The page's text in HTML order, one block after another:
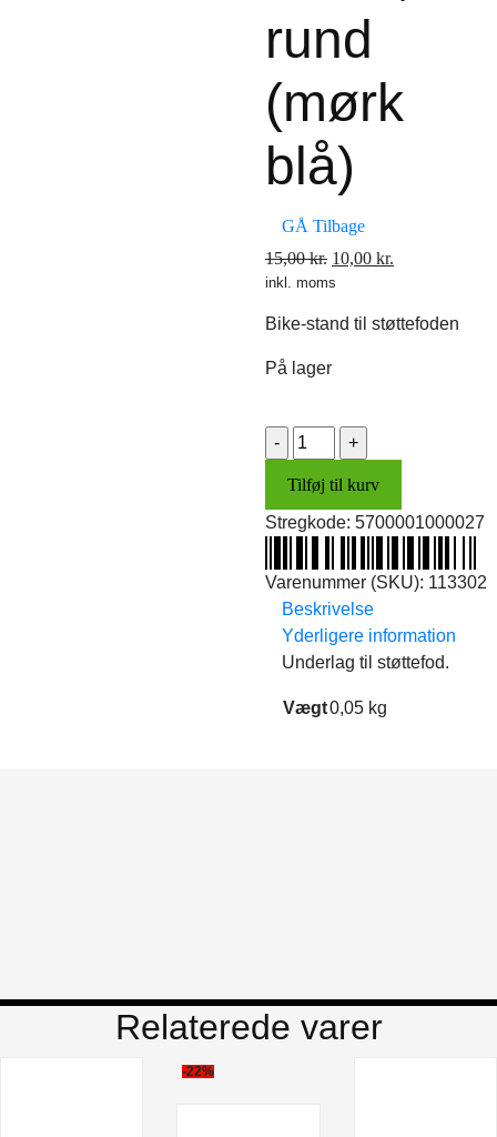
rund
(mørk
blå)
GÅ Tilbage
15,00kr. Den
oprindelige
15,00 kr..
10,00 kr.
inkl. moms
Bike-stand til støttefoden
På lager
Bike-
stand,
rund
(mørk
antal
Tilføj til kurv
Stregkode: 5700001000027
Varenummer (SKU): 113302
Beskrivelse
Yderligere information
Underlag til støttefod.
Vægt0,05 kg
Relaterede varer
-22%